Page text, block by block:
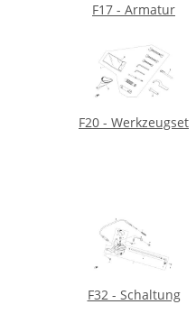
F17 - Armatur
F20 - Werkzeugset
F32 - Schaltung